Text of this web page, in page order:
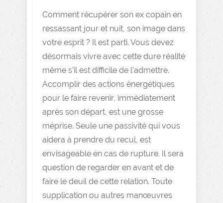
Comment récupérer son ex copain en
ressassant jour et nuit, son image dans
votre esprit ? Il est parti. Vous devez
désormais vivre avec cette dure réalité
même s’il est difficile de l’admettre.
Accomplir des actions énergétiques
pour le faire revenir, immédiatement
après son départ, est une grosse
méprise. Seule une passivité qui vous
aidera à prendre du recul, est
envisageable en cas de rupture. Il sera
question de regarder en avant et de
faire le deuil de cette relation. Toute
supplication ou autres manœuvres